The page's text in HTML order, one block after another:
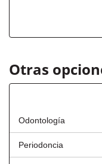
Otras
Odontología
Periodoncia